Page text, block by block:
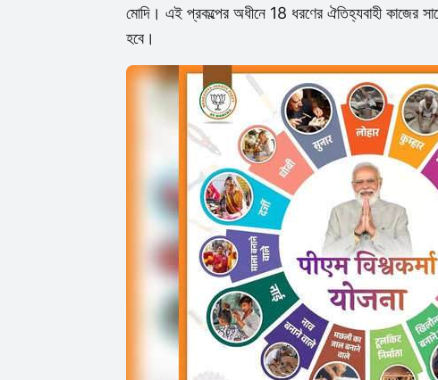
মোদি। এই প্রকল্পের অধীনে 18 ধরণের ঐতিহ্যবাহী কাজের
হবে।